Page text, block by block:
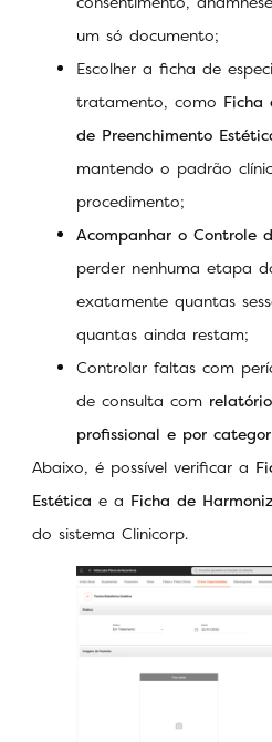
um só documento;
Escolher a ficha de
tratamento, como Ficha
de Preenchimento
mantendo o padrão
procedimento;
Acompanhar o Controle
perder nenhuma etapa
exatamente quantas
quantas ainda restam;
Controlar faltas com
de consulta com
profissional e por
Abaixo, é possível verificar a
Estética e a Ficha de
do sistema Clinicorp.